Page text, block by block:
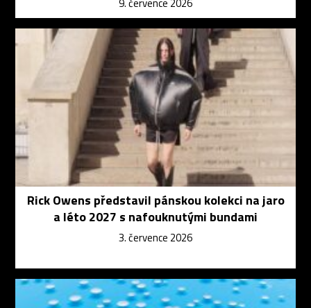
9. července 2026
Rick Owens představil pánskou kolekci na jaro
a léto 2027 s nafouknutými bundami
3. července 2026